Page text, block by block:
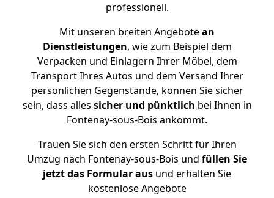
professionell.
Mit unseren breiten Angebotean
Dienstleistungen, wie zum Beispiel dem
Verpacken und Einlagern Ihrer Möbel, dem
Transport Ihres Autos und dem Versand Ihrer
persönlichen Gegenstände, können Sie sicher
sein, dass alles sicher und pünktlich bei Ihnen in
Fontenay-sous-Bois ankommt.
Trauen Sie sich den ersten Schritt für Ihren
Umzug nach Fontenay-sous-Bois und füllen Sie
jetzt das Formular aus und erhalten Sie
kostenlose Angebote